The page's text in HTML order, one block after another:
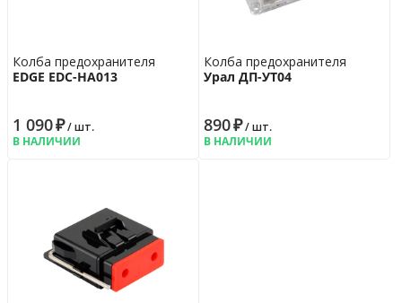
Колба предохранителя
EDGE EDC-HA013
1 090₽/ шт.
В НАЛИЧИИ
Колба предохранителя
Урал ДП-УТ04
890₽/ шт.
В НАЛИЧИИ